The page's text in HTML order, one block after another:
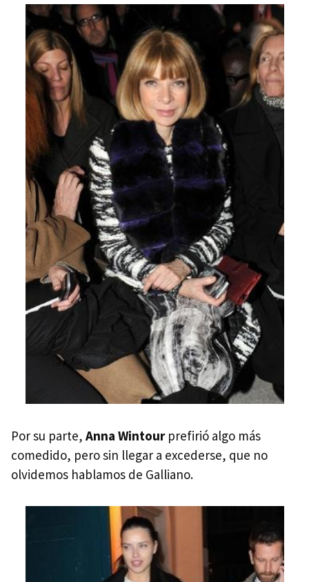
Por su parte, Anna Wintourprefirió algo más
comedido, pero sin llegar a excederse, que no
olvidemos hablamos de Galliano.